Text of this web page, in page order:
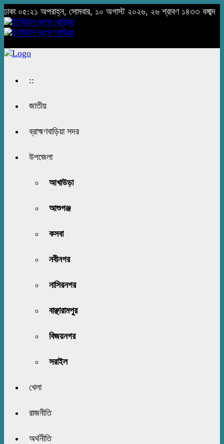
ঢাকা ০৫:২১ অপরাহ্ন, সোমবার, ১০ অগাস্ট ২০২৬, ২৬ শ্রাবণ ১৪৩৩ বঙ্গাব্দ
::
জাতীয়
ব্রাহ্মণবাড়িয়া সদর
উপজেলা
আখাউড়া
আশুগঞ্জ
কসবা
নবীনগর
নাসিরনগর
বাঞ্ছারামপুর
বিজয়নগর
সরাইল
খেলা
রাজনীতি
অর্থনীতি